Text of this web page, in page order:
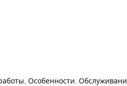
Особенности.